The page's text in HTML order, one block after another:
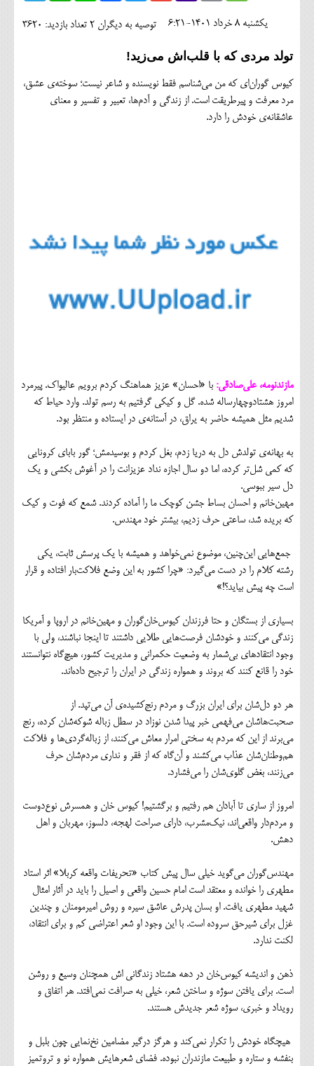
حقوقی
محیط زیست و گردشگری
خانه
تعداد بازدید: 3620 توصیه به دیگران 2 يکشنبه 8 خرداد 1401-6:21
تولد مردی که با قلب‌اش می‌زید!
کیوس گوران‌ای که من می‌شناسم فقط نویسنده و شاعر نیست؛ سوخته‌ی عشق،
مرد معرفت و پیرطریقت است. از زندگی و آدم‌ها، تعبیر و تفسیر و معنای
عاشقانه‌ی خودش را دارد.
مازندنومه، علی‌صادقی: با «احسان» عزیز هماهنگ کردم برویم عالیواک. پیرمرد
امروز هشتادوچهارساله شده. گل و کیکی گرفتیم به رسم تولد. وارد حیاط که
شدیم مثل همیشه حاضر به یراق، در آستانه‌ی در ایستاده و منتظر بود.
به بهانه‌ی تولدش دل به دریا زدم، بغل کردم و بوسیدمش؛ گور بابای کرونایی
که کمی شل‌تر کرده، اما دو سال اجازه نداد عزیزانت را در آغوش بکشی و یک
دل سیر ببوسی.
مهین‌خانم و احسان بساط جشن کوچک ما را آماده کردند. شمع که فوت و کیک
که بریده شد، ساعتی حرف زدیم، بیشتر خود مهندس.
جمع‌هایی این‌چنین، موضوع نمی‌خواهد و همیشه با یک پرسش ثابت، یکی
رشته کلام را در دست می‌گیرد: «چرا کشور به این وضع فلاکت‌بار افتاده و قرار
است چه پیش بیاید؟!»
بسیاری از بستگان و حتا فرزندان کیوس‌خان‌گوران و مهین‌خانم در اروپا و آمریکا
زندگی می‌کنند و خودشان فرصت‌هایی طلایی داشتند تا اینجا نباشند، ولی با
وجود انتقادهای بی‌شمار به وضعیت حکمرانی و مدیریت کشور، هیچ‌گاه نتوانستند
خود را قانع کنند که بروند و همواره زندگی در ایران را ترجیح داده‌اند.
هر دو دل‌شان برای ایران بزرگ و مردم رنج‌کشیده‌ی آن می‌تپد. از
صحبت‌هاشان می‌فهمی خبر پیدا شدن نوزاد در سطل زباله شوکه‌شان کرده، رنج
می‌برند از این که مردم به سختی امرار معاش می‌کنند، از زباله‌گردی‌ها و فلاکت
هم‌وطنان‌شان عذاب می‌کشند و آن‌گاه که از فقر و نداری مردم‌شان حرف
می‌زنند، بغض گلوی‌شان را می‌فشارد.
امروز از ساری تا آبادان هم رفتیم و برگشتیم! کیوس خان و همسرش نوع‌دوست
و مردم‌دار واقعی‌اند، نیک‌مشرب، دارای صراحت لهجه، دلسوز، مهربان و اهل
دهش.
مهندس‌گوران می‌گوید خیلی سال پیش کتاب «تحریفات واقعه کربلا» اثر استاد
مطهری را خوانده و معتقد است امام حسین واقعی و اصیل را باید در آثار امثال
شهید مطهری یافت. او بسان پدرش عاشق سیره و روش امیرمومنان و چندین
غزل برای شیرحق سروده است. با این وجود او شعر اعتراضی کم و برای انتقاد،
لکنت ندارد.
ذهن و اندیشه کیوس‌خان در دهه هشتاد زندگانی اش همچنان وسیع و روشن
است. برای یافتن سوژه و ساختن شعر، خیلی به صرافت نمی‌افتد. هر اتفاق و
رویداد و خبری، سوژه شعر جدیدش هستند.
هیچگاه خودش را تکرار نمی‌کند و هرگز درگیر مضامین نخ‌نمایی چون بلبل و
بنفشه و ستاره و طبیعت مازندران نبوده. فضای شعرهایش همواره نو و تروتمیز